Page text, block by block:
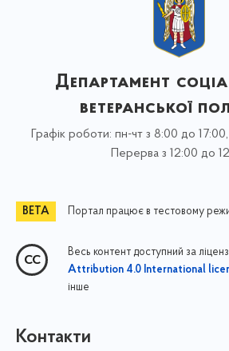
Департамент
ветеранської
Графік роботи: пн-чт з 8:00 до
Перерва з 12:00 до
Портал працює в тестовому
Весь контент доступний за
Attribution 4.0 International
інше
Контакти